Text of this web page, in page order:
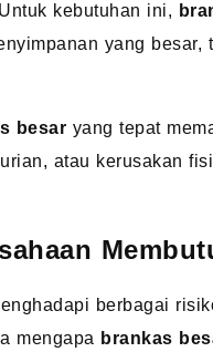
kebutuhan ini,
yang
besar yang tepat
atau kerusakan
berbagai
mengapa brankas